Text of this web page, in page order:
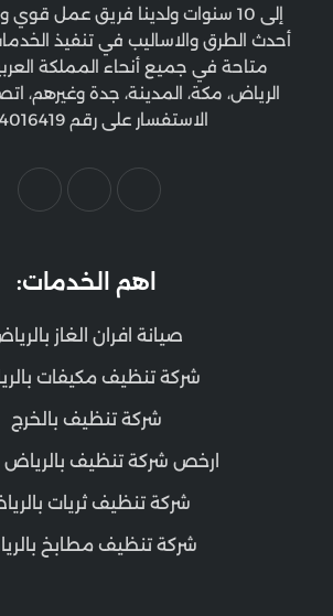
إلى 10 سنوات ولدينا فريق عمل
أحدث الطرق والاساليب في تنفيذ
متاحة في جميع أنحاء المملكة
الرياض، مكة، المدينة، جدة وغيرهم،
الاستفسار على رقم 0554016419.
اهم الخدمات:
صيانة افران الغاز
شركة تنظيف مكيفات
شركة تنظيف بالخرج
ارخص شركة تنظيف بالرياض
شركة تنظيف ثريات
شركة تنظيف مطابخ